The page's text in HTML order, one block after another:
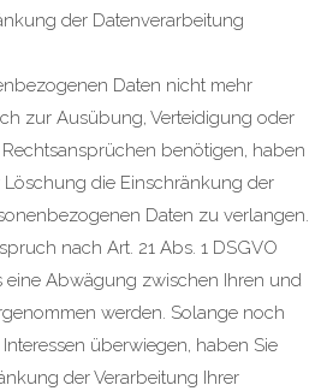
der Datenverarbeitung
Daten nicht mehr
zur Ausübung, Verteidigung oder
benötigen, haben
Löschung die Einschränkung der
Daten zu verlangen.
nach Art. 21 Abs. 1 DSGVO
eine Abwägung zwischen Ihren und
werden. Solange noch
überwiegen, haben Sie
der Verarbeitung Ihrer